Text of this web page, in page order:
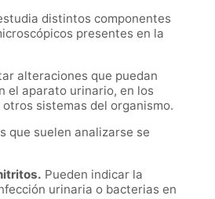
distintos componentes
presentes en la
alteraciones que puedan
el aparato urinario, en los
sistemas del organismo.
que suelen analizarse se
Pueden indicar la
urinaria o bacterias en